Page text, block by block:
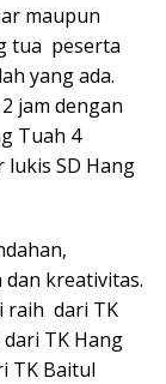
maupun
tua peserta
yang ada.
jam dengan
Tuah 4
SD Hang
kreativitas.
raih dari TK
TK Hang
TK Baitul